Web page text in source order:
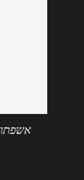
אשפתון לפח 80